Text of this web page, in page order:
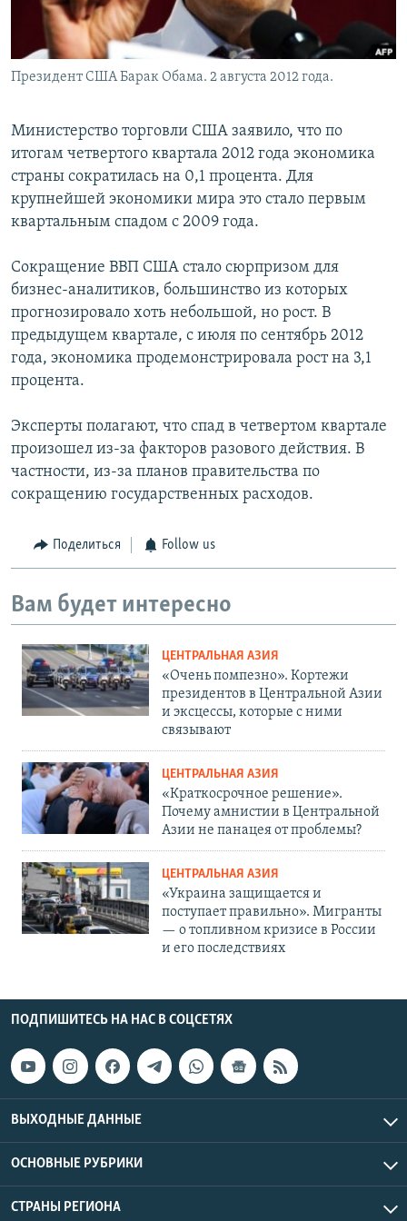
Президент США Барак Обама. 2 августа 2012 года.
Министерство торговли США заявило, что по
итогам четвертого квартала 2012 года экономика
страны сократилась на 0,1 процента. Для
крупнейшей экономики мира это стало первым
квартальным спадом с 2009 года.
Сокращение ВВП США стало сюрпризом для
бизнес-аналитиков, большинство из которых
прогнозировало хоть небольшой, но рост. В
предыдущем квартале, с июля по сентябрь 2012
года, экономика продемонстрировала рост на 3,1
процента.
Эксперты полагают, что спад в четвертом квартале
произошел из-за факторов разового действия. В
частности, из-за планов правительства по
сокращению государственных расходов.
Поделиться Follow us
Вам будет интересно
ЦЕНТРАЛЬНАЯ АЗИЯ
«Очень помпезно». Кортежи
президентов в Центральной Азии
и эксцессы, которые с ними
связывают
ЦЕНТРАЛЬНАЯ АЗИЯ
«Краткосрочное решение».
Почему амнистии в Центральной
Азии не панацея от проблемы?
ЦЕНТРАЛЬНАЯ АЗИЯ
«Украина защищается и
поступает правильно». Мигранты
— о топливном кризисе в России
и его последствиях
ПОДПИШИТЕСЬ НА НАС В СОЦСЕТЯХ
ВЫХОДНЫЕ ДАННЫЕ
ОСНОВНЫЕ РУБРИКИ
СТРАНЫ РЕГИОНА